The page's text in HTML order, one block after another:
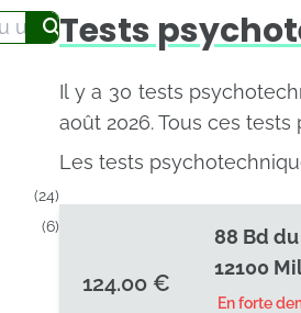
(24)
(6)
Tests
Il y a 30 tests
août 2026. Tous ces
Les tests
124.00 €
88 Bd
12100
En forte